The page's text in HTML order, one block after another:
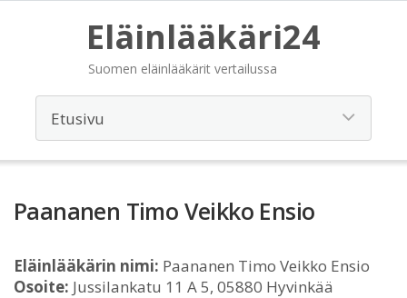
Eläinlääkäri24
Suomen eläinlääkärit vertailussa
Paananen Timo Veikko Ensio
Eläinlääkärin nimi: Paananen Timo Veikko Ensio
Osoite: Jussilankatu 11 A 5, 05880 Hyvinkää